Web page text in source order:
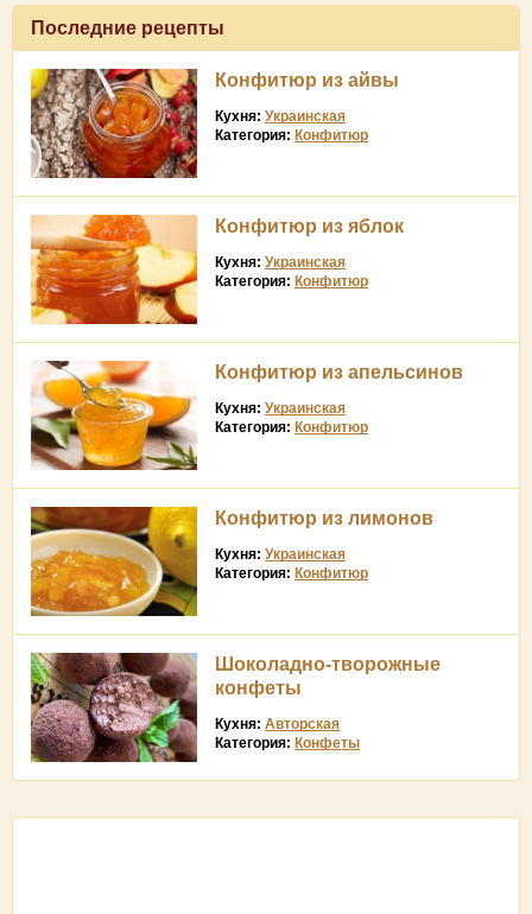
Последние рецепты
Конфитюр из айвы
Кухня: Украинская
Категория: Конфитюр
Конфитюр из яблок
Кухня: Украинская
Категория: Конфитюр
Конфитюр из апельсинов
Кухня: Украинская
Категория: Конфитюр
Конфитюр из лимонов
Кухня: Украинская
Категория: Конфитюр
Шоколадно-творожные
конфеты
Кухня: Авторская
Категория: Конфеты